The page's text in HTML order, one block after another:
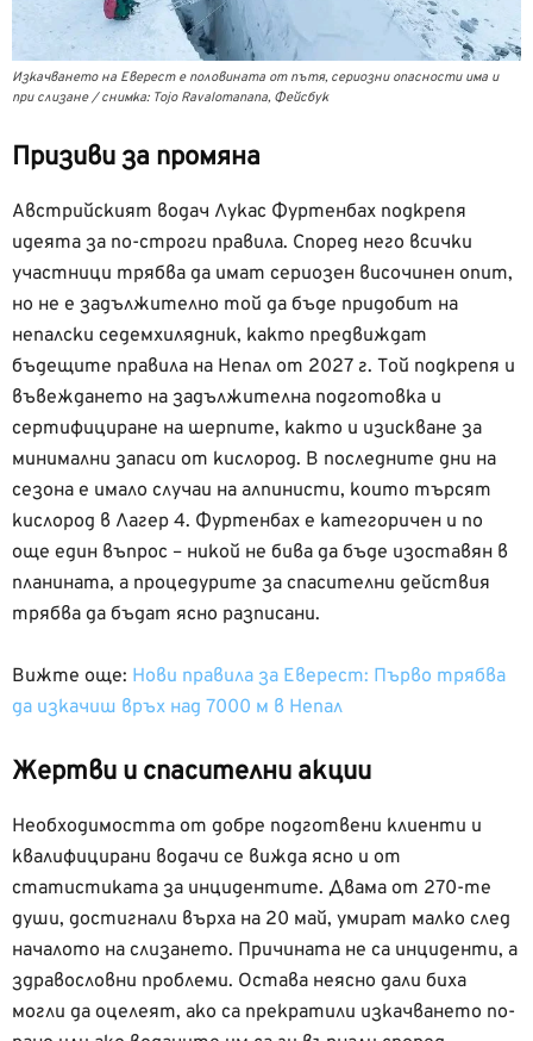
Изкачването на Еверест е половината от пътя, сериозни опасности има и
при слизане / снимка: Tojo Ravalomanana, Фейсбук
Призиви за промяна
Австрийският водач Лукас Фуртенбах подкрепя
идеята за по-строги правила. Според него всички
участници трябва да имат сериозен височинен опит,
но не е задължително той да бъде придобит на
непалски седемхилядник, както предвиждат
бъдещите правила на Непал от 2027 г. Той подкрепя и
въвеждането на задължителна подготовка и
сертифициране на шерпите, както и изискване за
минимални запаси от кислород. В последните дни на
сезона е имало случаи на алпинисти, които търсят
кислород в Лагер 4. Фуртенбах е категоричен и по
още един въпрос – никой не бива да бъде изоставян в
планината, а процедурите за спасителни действия
трябва да бъдат ясно разписани.
Вижте още: Нови правила за Еверест: Първо трябва
да изкачиш връх над 7000 м в Непал
Жертви и спасителни акции
Необходимостта от добре подготвени клиенти и
квалифицирани водачи се вижда ясно и от
статистиката за инцидентите. Двама от 270-те
души, достигнали върха на 20 май, умират малко след
началото на слизането. Причината не са инциденти, а
здравословни проблеми. Остава неясно дали биха
могли да оцелеят, ако са прекратили изкачването по-